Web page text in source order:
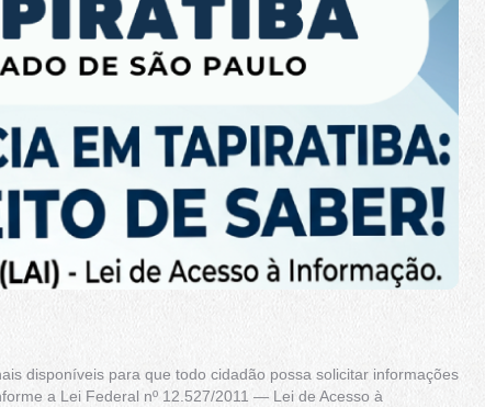
disponíveis para que todo cidadão possa solicitar informações
a Lei Federal nº 12.527/2011 — Lei de Acesso à